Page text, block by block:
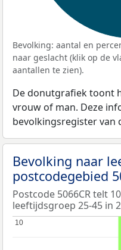
Bevolking: aantal en
naar geslacht (klik op de
aantallen te zien).
De donutgrafiek toont
vrouw of man. Deze
bevolkingsregister van
Bevolking naar
postcodegebied
Postcode 5066CR telt
leeftijdsgroep 25-45 in
10
10